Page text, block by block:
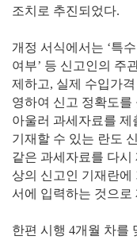
조치로 추진되었다.
개정 서식에서는 ‘특
여부’ 등 신고인의 주
제하고, 실제 수입가
영하여 신고 정확도를
아울러 과세자료를
기재할 수 있는 란도
같은 과세자료를 다시
상의 신고인 기재란에
서에 입력하는 것으로
한편 시행 4개월 차를